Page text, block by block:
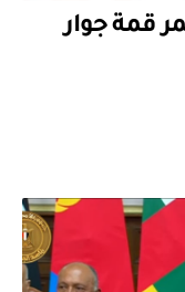
قمة جوار